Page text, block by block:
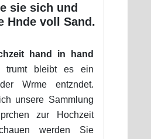
sie sich und
Hnde voll Sand.
hand in hand
trumt bleibt es ein
Wrme entzndet.
unsere Sammlung
zur Hochzeit
werden Sie